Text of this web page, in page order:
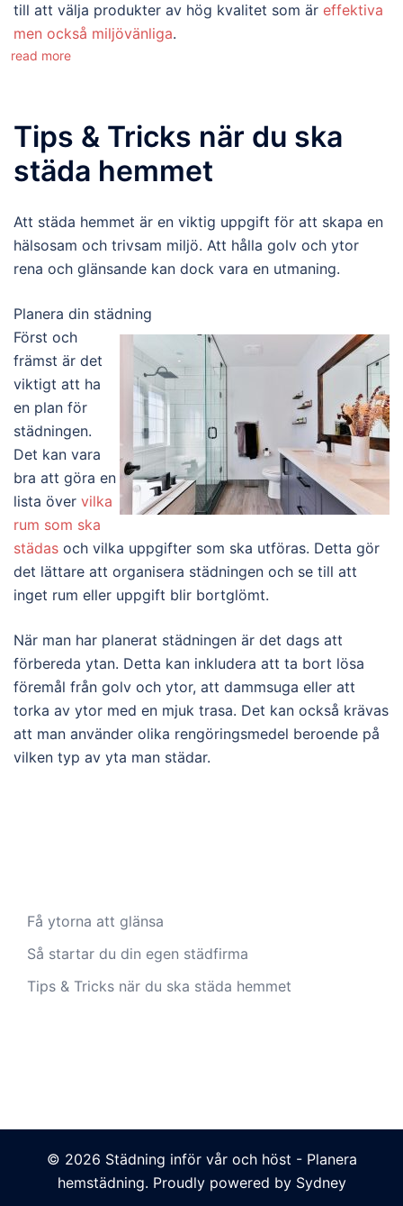
till att välja produkter av hög kvalitet som är effektiva
men också miljövänliga.
read more
Tips & Tricks när du ska
städa hemmet
Att städa hemmet är en viktig uppgift för att skapa en
hälsosam och trivsam miljö. Att hålla golv och ytor
rena och glänsande kan dock vara en utmaning.
Planera din städning
Först och
främst är det
viktigt att ha
en plan för
städningen.
Det kan vara
bra att göra en
lista över vilka
rum som ska
städas och vilka uppgifter som ska utföras. Detta gör
det lättare att organisera städningen och se till att
inget rum eller uppgift blir bortglömt.
När man har planerat städningen är det dags att
förbereda ytan. Detta kan inkludera att ta bort lösa
föremål från golv och ytor, att dammsuga eller att
torka av ytor med en mjuk trasa. Det kan också krävas
att man använder olika rengöringsmedel beroende på
vilken typ av yta man städar.
Få ytorna att glänsa
Så startar du din egen städfirma
Tips & Tricks när du ska städa hemmet
© 2026 Städning inför vår och höst - Planera
hemstädning. Proudly powered by Sydney